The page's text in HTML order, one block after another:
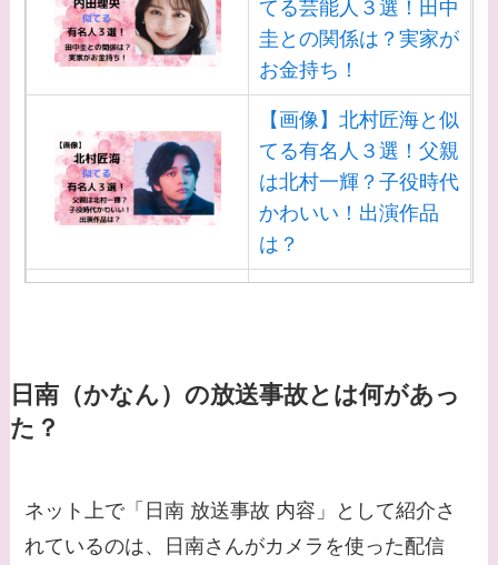
てる芸能人３選！田中
圭との関係は？実家が
お金持ち！
【画像】北村匠海と似
てる有名人３選！父親
は北村一輝？子役時代
かわいい！出演作品
は？
ーズ出身？
西野七瀬との馴れ初め
や現在の活動は？
日南（かなん）の放送事故とは何があっ
た？
ネット上で「日南 放送事故 内容」として紹介さ
れているのは、日南さんがカメラを使った配信